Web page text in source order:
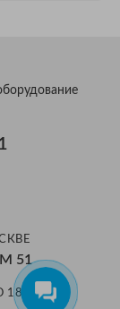
помочь
если у
51
18